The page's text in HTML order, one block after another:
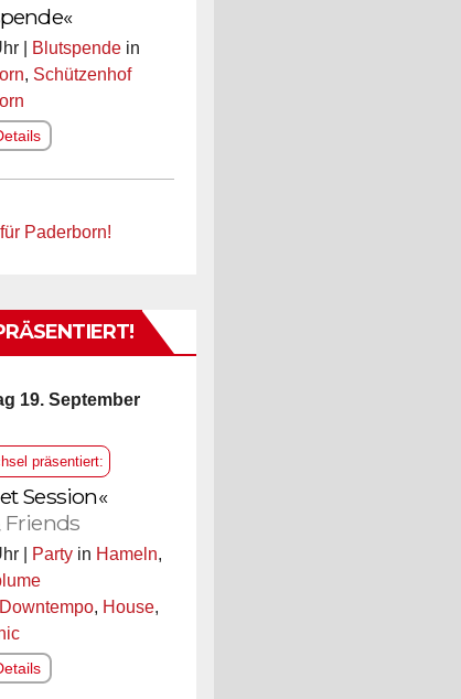
| Blutspendein
, Schützenhof
Paderborn!
19. September
präsentiert:
Session«
Friends
| Partyin Hameln,
Downtempo, House,